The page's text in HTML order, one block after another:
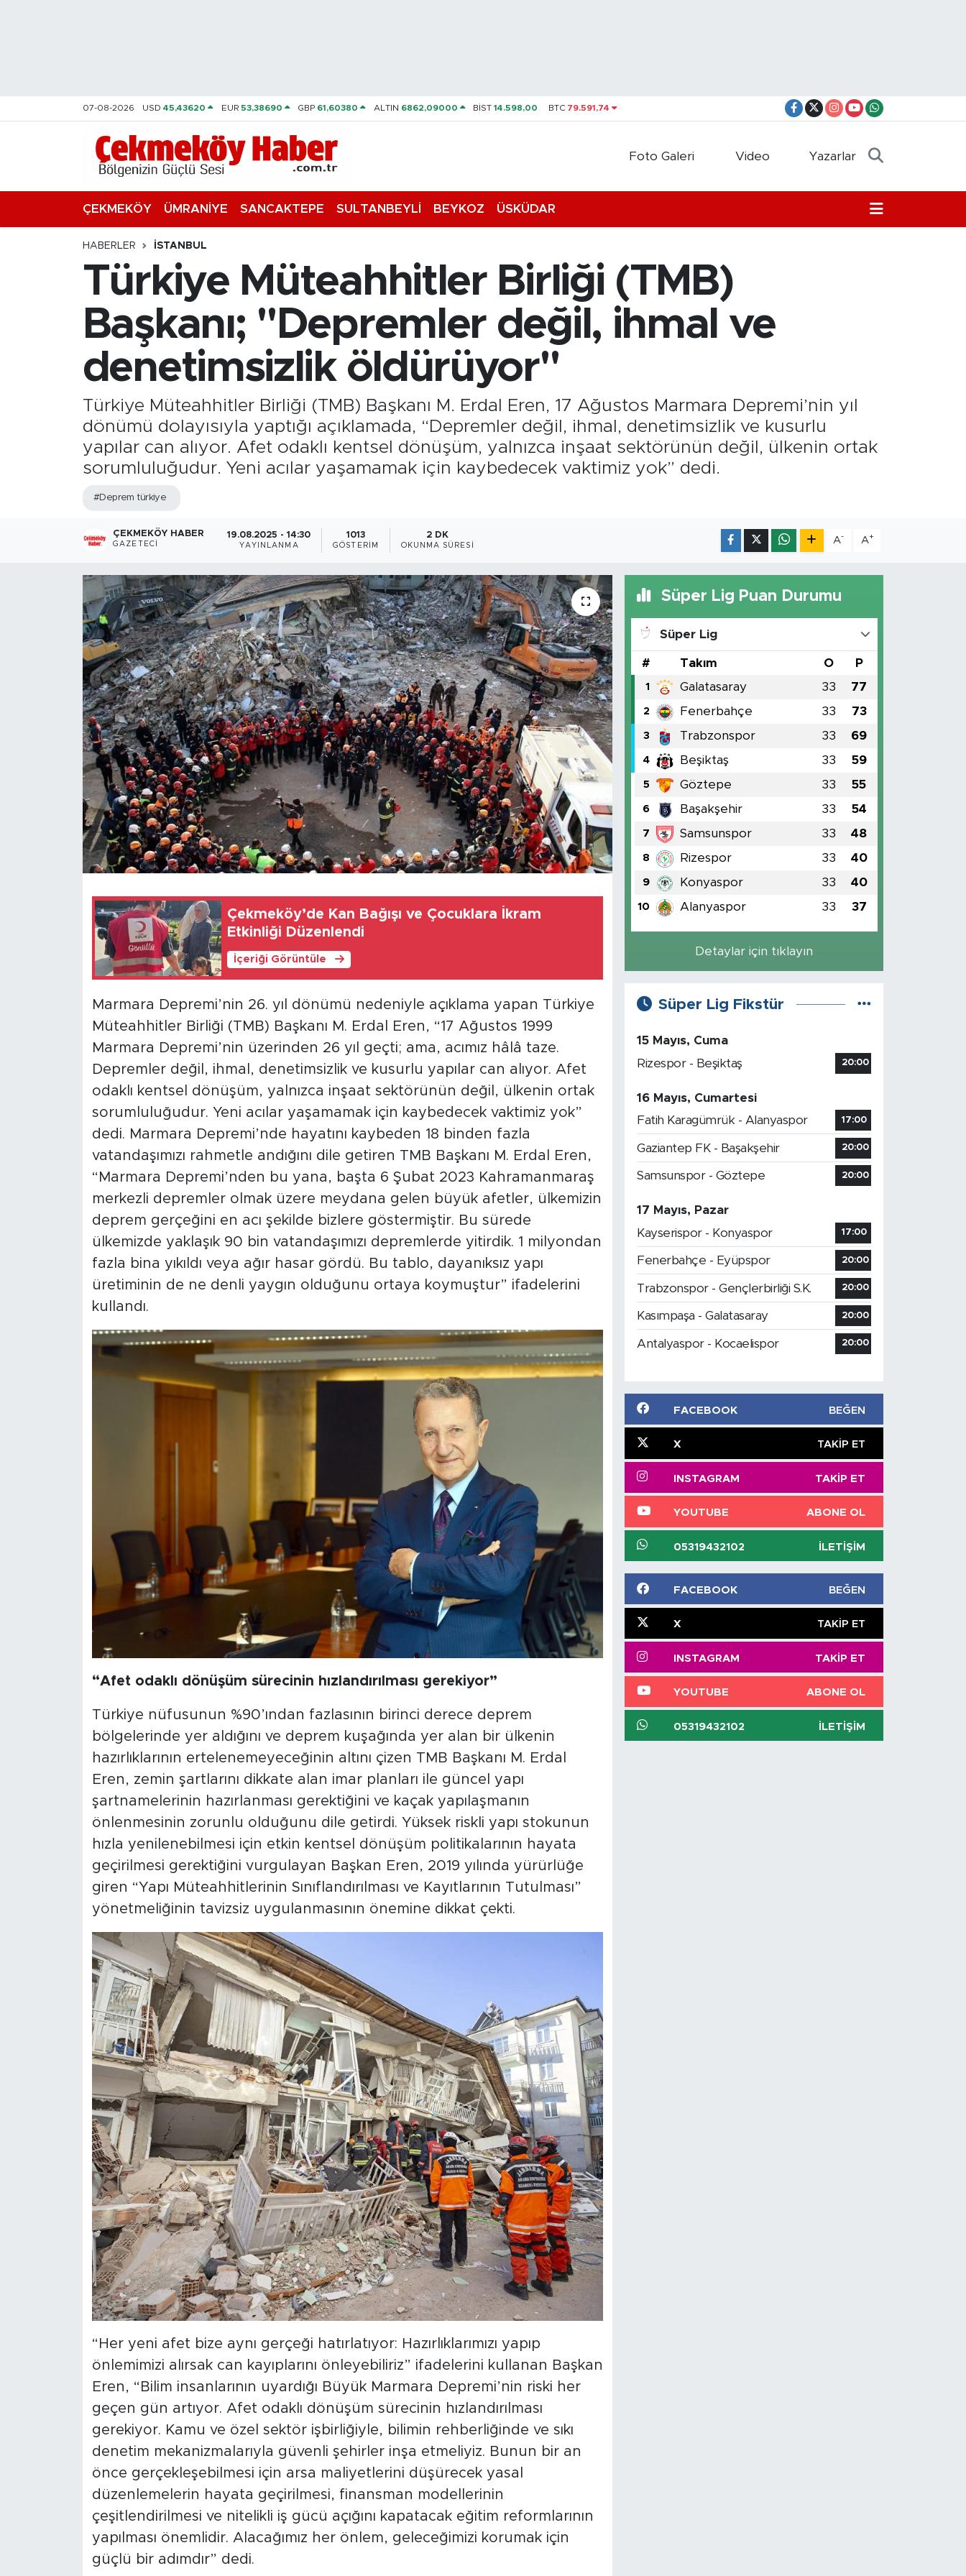
07-08-2026 USD45,43620 EUR 53,38690 GBP 61,60380 ALTIN 6862,09000 BİST14.598,00 BTC 79.591,74
Foto Galeri Video Yazarlar
ÇEKMEKÖY ÜMRANİYE SANCAKTEPE SULTANBEYLİ BEYKOZ ÜSKÜDAR
HABERLER İSTANBUL
Türkiye Müteahhitler Birliği (TMB)
Başkanı; "Depremler değil, ihmal ve
denetimsizlik öldürüyor"
Türkiye Müteahhitler Birliği (TMB) Başkanı M. Erdal Eren, 17 Ağustos Marmara Depremi’nin yıl
dönümü dolayısıyla yaptığı açıklamada, “Depremler değil, ihmal, denetimsizlik ve kusurlu
yapılar can alıyor. Afet odaklı kentsel dönüşüm, yalnızca inşaat sektörünün değil, ülkenin ortak
sorumluluğudur. Yeni acılar yaşamamak için kaybedecek vaktimiz yok” dedi.
#Deprem türkiye
ÇEKMEKÖY HABER
GAZETECI
19.08.2025 - 14:30
YAYINLANMA
1013
GÖSTERIM
2 DK
OKUNMA SÜRESI
A- A+
Çekmeköy’de Kan Bağışı ve Çocuklara İkram
Etkinliği Düzenlendi
İçeriği Görüntüle
Marmara Depremi’nin 26. yıl dönümü nedeniyle açıklama yapan Türkiye
Müteahhitler Birliği (TMB) Başkanı M. Erdal Eren, “17 Ağustos 1999
Marmara Depremi’nin üzerinden 26 yıl geçti; ama, acımız hâlâ taze.
Depremler değil, ihmal, denetimsizlik ve kusurlu yapılar can alıyor. Afet
odaklı kentsel dönüşüm, yalnızca inşaat sektörünün değil, ülkenin ortak
sorumluluğudur. Yeni acılar yaşamamak için kaybedecek vaktimiz yok”
dedi. Marmara Depremi’nde hayatını kaybeden 18 binden fazla
vatandaşımızı rahmetle andığını dile getiren TMB Başkanı M. Erdal Eren,
“Marmara Depremi’nden bu yana, başta 6 Şubat 2023 Kahramanmaraş
merkezli depremler olmak üzere meydana gelen büyük afetler, ülkemizin
deprem gerçeğini en acı şekilde bizlere göstermiştir. Bu sürede
ülkemizde yaklaşık 90 bin vatandaşımızı depremlerde yitirdik. 1 milyondan
fazla bina yıkıldı veya ağır hasar gördü. Bu tablo, dayanıksız yapı
üretiminin de ne denli yaygın olduğunu ortaya koymuştur” ifadelerini
kullandı.
“Afet odaklı dönüşüm sürecinin hızlandırılması gerekiyor”
Türkiye nüfusunun %90’ından fazlasının birinci derece deprem
bölgelerinde yer aldığını ve deprem kuşağında yer alan bir ülkenin
hazırlıklarının ertelenemeyeceğinin altını çizen TMB Başkanı M. Erdal
Eren, zemin şartlarını dikkate alan imar planları ile güncel yapı
şartnamelerinin hazırlanması gerektiğini ve kaçak yapılaşmanın
önlenmesinin zorunlu olduğunu dile getirdi. Yüksek riskli yapı stokunun
hızla yenilenebilmesi için etkin kentsel dönüşüm politikalarının hayata
geçirilmesi gerektiğini vurgulayan Başkan Eren, 2019 yılında yürürlüğe
giren “Yapı Müteahhitlerinin Sınıflandırılması ve Kayıtlarının Tutulması”
yönetmeliğinin tavizsiz uygulanmasının önemine dikkat çekti.
“Her yeni afet bize aynı gerçeği hatırlatıyor: Hazırlıklarımızı yapıp
önlemimizi alırsak can kayıplarını önleyebiliriz” ifadelerini kullanan Başkan
Eren, “Bilim insanlarının uyardığı Büyük Marmara Depremi’nin riski her
geçen gün artıyor. Afet odaklı dönüşüm sürecinin hızlandırılması
gerekiyor. Kamu ve özel sektör işbirliğiyle, bilimin rehberliğinde ve sıkı
denetim mekanizmalarıyla güvenli şehirler inşa etmeliyiz. Bunun bir an
önce gerçekleşebilmesi için arsa maliyetlerini düşürecek yasal
düzenlemelerin hayata geçirilmesi, finansman modellerinin
çeşitlendirilmesi ve nitelikli iş gücü açığını kapatacak eğitim reformlarının
yapılması önemlidir. Alacağımız her önlem, geleceğimizi korumak için
güçlü bir adımdır” dedi.
Süper Lig Puan Durumu
Süper Lig
# Takım O P
1 Galatasaray 33 77
2 Fenerbahçe 33 73
3 Trabzonspor 33 69
4 Beşiktaş 33 59
5 Göztepe 33 55
6 Başakşehir 33 54
7 Samsunspor 33 48
8 Rizespor 33 40
9 Konyaspor 33 40
10 Alanyaspor 33 37
Detaylar için tıklayın
Süper Lig Fikstür
15 Mayıs, Cuma
Rizespor - Beşiktaş
20:00
16 Mayıs, Cumartesi
Fatih Karagümrük - Alanyaspor
17:00
Gaziantep FK - Başakşehir 20:00
Samsunspor - Göztepe 20:00
17 Mayıs, Pazar
Kayserispor - Konyaspor
17:00
Fenerbahçe - Eyüpspor 20:00
Trabzonspor - Gençlerbirliği S.K. 20:00
Kasımpaşa - Galatasaray 20:00
Antalyaspor - Kocaelispor 20:00
FACEBOOK BEĞEN
X TAKIP ET
INSTAGRAM TAKIP ET
YOUTUBE ABONE OL
05319432102 İLETIŞIM
FACEBOOK BEĞEN
X TAKIP ET
INSTAGRAM TAKIP ET
YOUTUBE ABONE OL
05319432102 İLETIŞIM
Trafik Durumu
Süper Lig Puan Durumu ve Fikstür
Son Dakika Haberleri
Haber Arşivi